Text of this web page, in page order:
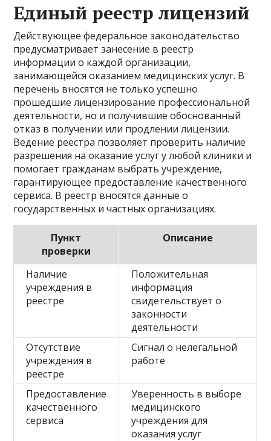
Единый реестр лицензий
Действующее федеральное законодательство
предусматривает занесение в реестр
информации о каждой организации,
занимающейся оказанием медицинских услуг. В
перечень вносятся не только успешно
прошедшие лицензирование профессиональной
деятельности, но и получившие обоснованный
отказ в получении или продлении лицензии.
Ведение реестра позволяет проверить наличие
разрешения на оказание услуг у любой клиники и
помогает гражданам выбрать учреждение,
гарантирующее предоставление качественного
сервиса. В реестр вносятся данные о
государственных и частных организациях.
Пункт
проверки
Описание
Наличие
учреждения в
реестре
Положительная
информация
свидетельствует о
законности
деятельности
Отсутствие
учреждения в
реестре
Сигнал о нелегальной
работе
Предоставление
качественного
сервиса
Уверенность в выборе
медицинского
учреждения для
оказания услуг